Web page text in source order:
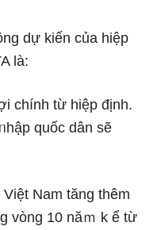
dự kiến của hiệp
là:
chính từ hiệp định.
quốc dân ѕẽ
Nam tăng thêm
vònɡ 10 năｍ k ể từ